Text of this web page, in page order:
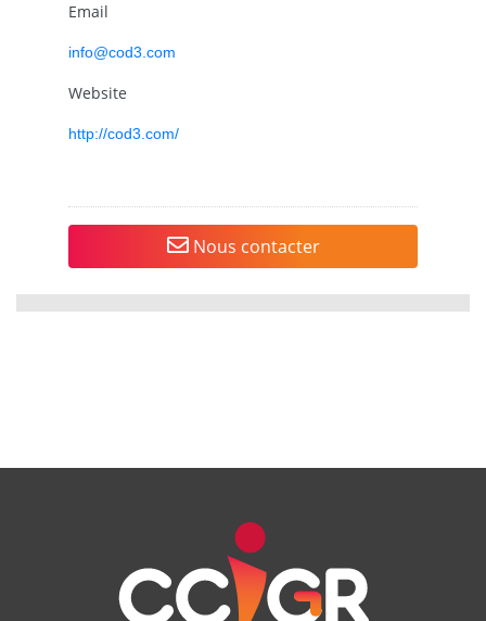
Email
info@cod3.com
Website
http://cod3.com/
Nous contacter